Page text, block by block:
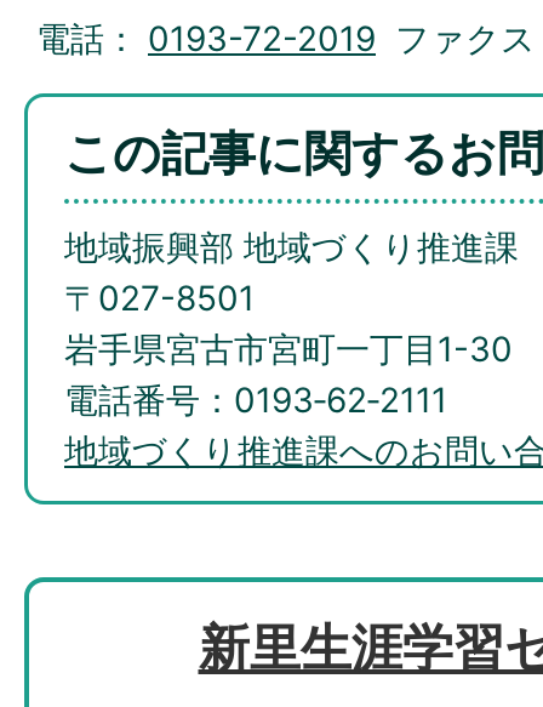
電話： 0193-72-2019 ファク
この記事に関するお
地域振興部 地域づくり推進課
〒027-8501
岩手県宮古市宮町一丁目1-30
電話番号：0193‐62‐2111
地域づくり推進課へのお問い
新里生涯学習